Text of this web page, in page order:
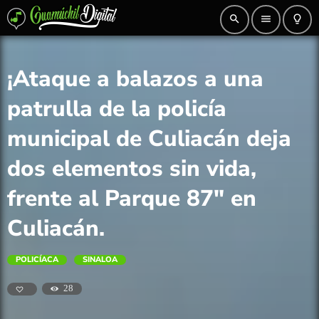
search menu lightbulb_outline
¡Ataque a balazos a una
patrulla de la policía
municipal de Culiacán deja
dos elementos sin vida,
frente al Parque 87″ en
Culiacán.
POLICÍACA SINALOA
28